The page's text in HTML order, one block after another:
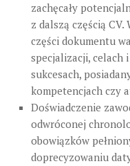
zachęcały
z dalszą częścią CV.
części dokumentu
specjalizacji, celach
sukcesach,
kompetencjach czy
Doświadczenie
odwróconej
obowiązków
doprecyzowaniu